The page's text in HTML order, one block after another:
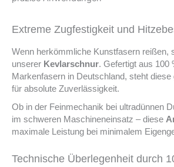
Extreme Zugfestigkeit und
Wenn herkömmliche Kunstfasern reißen,
unserer Kevlarschnur. Gefertigt aus 100
Markenfasern in Deutschland, steht
für absolute Zuverlässigkeit.
Ob in der Feinmechanik bei ultradünnen
im schweren Maschineneinsatz – diese
maximale Leistung bei minimalem
Technische Überlegenheit durch